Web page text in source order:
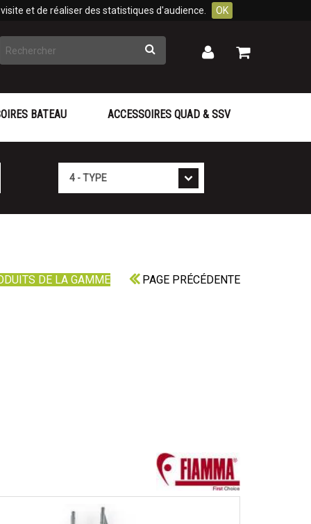
et de réaliser des statistiques d'audience. OK
Rechercher Mon
Mon
BATEAU ACCESSOIRES QUAD & SSV
DE LA GAMME PAGE PRÉCÉDENTE